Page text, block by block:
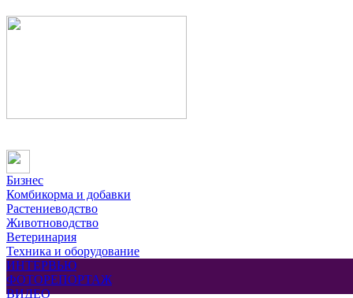
Бизнес
Комбикорма и добавки
Растениеводство
Животноводство
Ветеринария
Техника и оборудование
ИНТЕРВЬЮ
ФОТОРЕПОРТАЖ
ВИДЕО